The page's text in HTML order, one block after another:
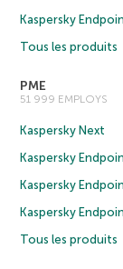
Kaspersky
Tous les produits
PME
51 999 EMPLOYS
Kaspersky Next
Kaspersky
Kaspersky
Kaspersky
Tous les produits